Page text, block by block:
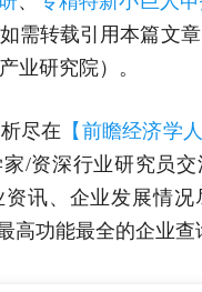
需转载引用本篇文
业研究院）。
尽在 【前瞻经济学人
家/资深行业研究员
讯、企业发展情况
高功能最全的企业查